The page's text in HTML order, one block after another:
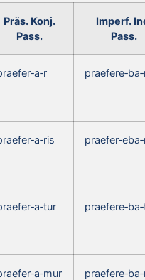
Präs. Konj.
Pass.
Imperf.
Pass.